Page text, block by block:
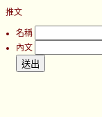
推文
名稱
內文